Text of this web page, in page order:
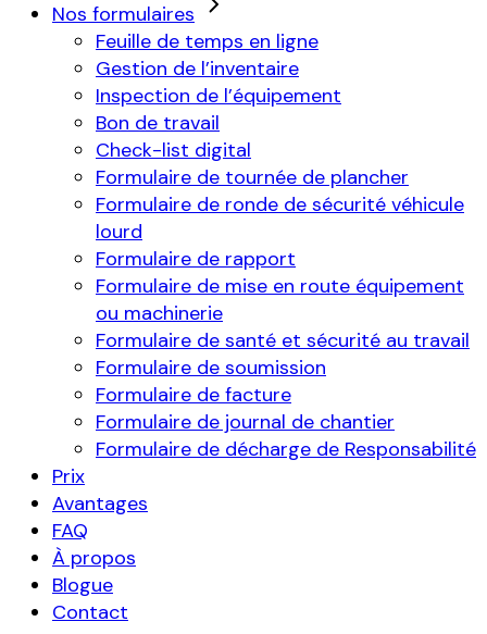
Nos formulaires
Feuille de temps en ligne
Gestion de l’inventaire
Inspection de l’équipement
Bon de travail
Check-list digital
Formulaire de tournée de plancher
Formulaire de ronde de sécurité véhicule
lourd
Formulaire de rapport
Formulaire de mise en route équipement
ou machinerie
Formulaire de santé et sécurité au travail
Formulaire de soumission
Formulaire de facture
Formulaire de journal de chantier
Formulaire de décharge de Responsabilité
Prix
Avantages
FAQ
À propos
Blogue
Contact